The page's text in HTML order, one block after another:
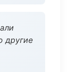
другие